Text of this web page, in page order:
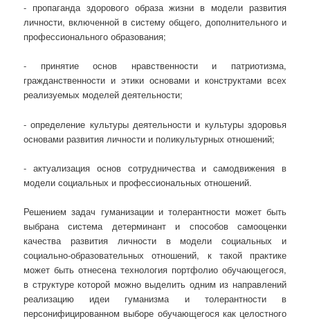
- пропаганда здорового образа жизни в модели развития
личности, включенной в систему общего, дополнительного и
профессионального образования;
- принятие основ нравственности и патриотизма,
гражданственности и этики основами и конструктами всех
реализуемых моделей деятельности;
- определение культуры деятельности и культуры здоровья
основами развития личности и поликультурных отношений;
- актуализация основ сотрудничества и самодвижения в
модели социальных и профессиональных отношений.
Решением задач гуманизации и толерантности может быть
выбрана система детерминант и способов самооценки
качества развития личности в модели социальных и
социально-образовательных отношений, к такой практике
может быть отнесена технология портфолио обучающегося,
в структуре которой можно выделить одним из направлений
реализацию идеи гуманизма и толерантности в
персонифицированном выборе обучающегося как целостного